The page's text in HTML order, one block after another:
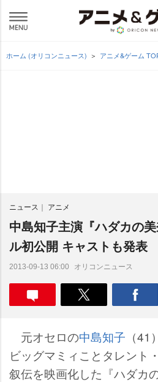
ホーム (オリコンニュース) アニメ&ゲーム
ニュース アニメ
中島知子主演『ハダカの
ル初公開 キャストも発表
2013-09-13 06:00 オリコンニュース
元オセロの中島知子 （41
ビッグマミィことタレント・
叙伝を映画化した『ハダカ